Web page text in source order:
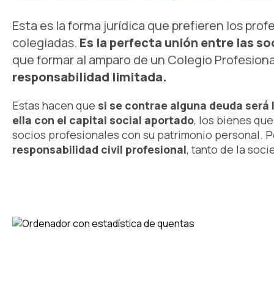
Esta es la forma jurídica que prefieren los
colegiadas. Es la perfecta unión entre las
que formar al amparo de un Colegio
responsabilidad limitada.
Estas hacen que si se contrae alguna deuda
ella con el capital social aportado, los bienes
socios profesionales con su patrimonio personal.
responsabilidad civil profesional, tanto de la